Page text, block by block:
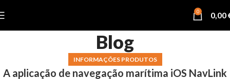
0 0,00
Blog
INFORMAÇÕES PRODUTOS
A aplicação de navegação marítima iOS NavLink